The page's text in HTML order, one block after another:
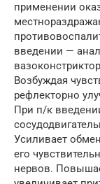
применении
введении —
Возбуждая
рефлекторно
При п/к
Усиливает
его
нервов.